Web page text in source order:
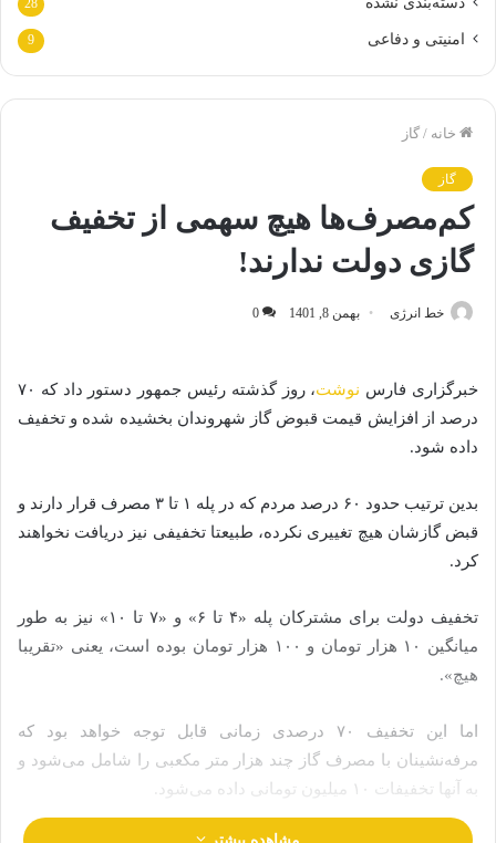
خانه / گاز
گاز
کم‌مصرف‌ها هیچ سهمی از تخفیف
گازی دولت ندارند!
خط انرژی بهمن 8, 1401 0
خبرگزاری فارس نوشت
، روز گذشته رئیس جمهور دستور داد که ۷۰
درصد از افزایش قیمت قبوض گاز شهروندان بخشیده شده و تخفیف
داده شود.
بدین ترتیب حدود ۶۰ درصد مردم که در پله ۱ تا ۳ مصرف قرار دارند و
قبض گازشان هیچ تغییری نکرده، طبیعتا تخفیفی نیز دریافت نخواهند
کرد.
تخفیف دولت برای مشترکان پله «۴ تا ۶» و «۷ تا ۱۰» نیز به طور
میانگین ۱۰ هزار تومان و ۱۰۰ هزار تومان بوده است، یعنی «تقریبا
هیچ».
اما این تخفیف ۷۰ درصدی زمانی قابل توجه خواهد بود که
مرفه‌نشینان با مصرف گاز چند هزار متر مکعبی را شامل می‌شود و
به آنها تخفیفات ۱۰ میلیون تومانی داده می‌شود.
28
امنیتی و دفاعی 9